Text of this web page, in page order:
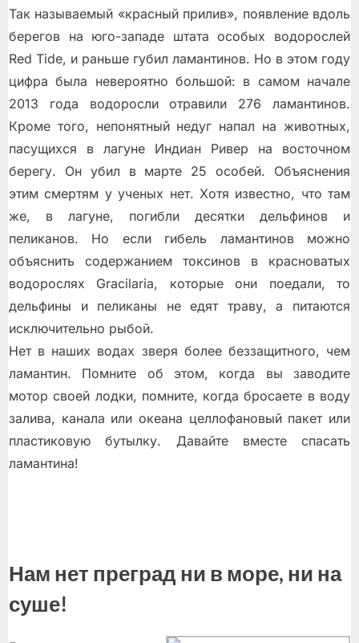
Так называемый «красный прилив», появление вдоль
берегов на юго-западе штата особых водорослей
Red Tide, и раньше губил ламантинов. Но в этом году
цифра была невероятно большой: в самом начале
2013 года водоросли отравили 276 ламантинов.
Кроме того, непонятный недуг напал на животных,
пасущихся в лагуне Индиан Ривер на восточном
берегу. Он убил в марте 25 особей. Объяснения
этим смертям у ученых нет. Хотя известно, что там
же, в лагуне, погибли десятки дельфинов и
пеликанов. Но если гибель ламантинов можно
объяснить содержанием токсинов в красноватых
водорослях Gracilaria, которые они поедали, то
дельфины и пеликаны не едят траву, а питаются
исключительно рыбой.
Нет в наших водах зверя более беззащитного, чем
ламантин. Помните об этом, когда вы заводите
мотор своей лодки, помните, когда бросаете в воду
залива, канала или океана целлофановый пакет или
пластиковую бутылку. Давайте вместе спасать
ламантина!
Нам нет преград ни в море, ни на
суше!